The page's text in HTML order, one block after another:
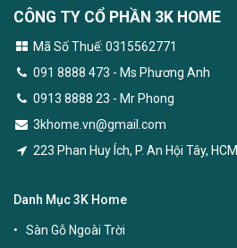
CÔNG TY CỔ PHẦN 3K HOME
Mã Số Thuế: 0315562771
091 8888 473 - Ms Phương Anh
0913 8888 23 - Mr Phong
3khome.vn@gmail.com
223 Phan Huy Ích, P. An Hội Tây, HCM
Danh Mục 3K Home
Sàn Gỗ Ngoài Trời